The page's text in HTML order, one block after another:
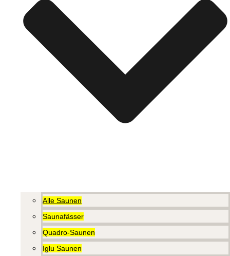
Alle Saunen
Saunafässer
Quadro-Saunen
Iglu Saunen